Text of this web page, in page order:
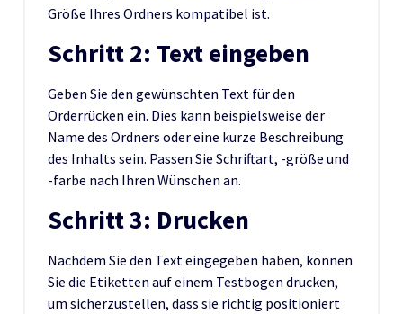
Größe Ihres Ordners kompatibel ist.
Schritt 2: Text eingeben
Geben Sie den gewünschten Text für den
Orderrücken ein. Dies kann beispielsweise der
Name des Ordners oder eine kurze Beschreibung
des Inhalts sein. Passen Sie Schriftart, -größe und
-farbe nach Ihren Wünschen an.
Schritt 3: Drucken
Nachdem Sie den Text eingegeben haben, können
Sie die Etiketten auf einem Testbogen drucken,
um sicherzustellen, dass sie richtig positioniert